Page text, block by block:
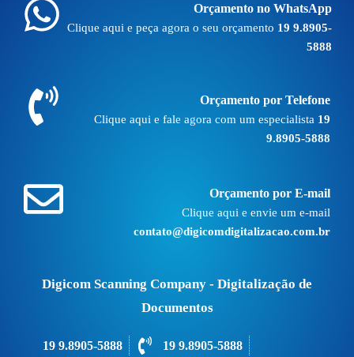
Orçamento no WhatsApp
Clique aqui e peça agora o seu orçamento 19 9.8905-
5888
Orçamento por Telefone
Clique aqui e fale agora com um especialista 19
9.8905-5888
Orçamento por E-mail
Clique aqui e envie um e-mail
contato@digicomdigitalizacao.com.br
Digicom Scanning Company - Digitalização de
Documentos
19 9.8905-5888 19 9.8905-5888